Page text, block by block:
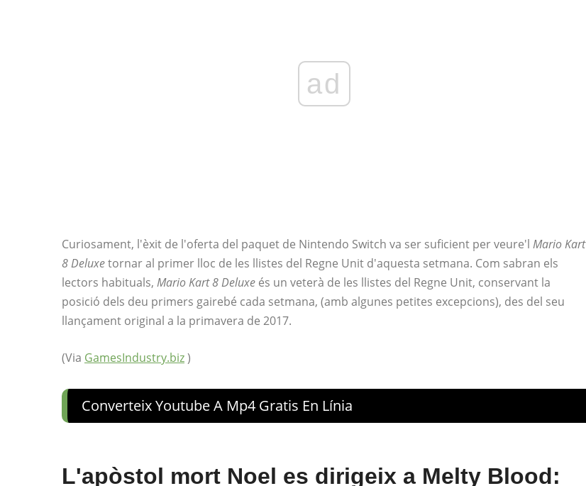
ad
Curiosament, l'èxit de l'oferta del paquet de Nintendo Switch va ser suficient per veure'l Mario Kart
8 Deluxetornar al primer lloc de les llistes del Regne Unit d'aquesta setmana. Com sabran els
lectors habituals, Mario Kart 8 Deluxe és un veterà de les llistes del Regne Unit, conservant la
posició dels deu primers gairebé cada setmana, (amb algunes petites excepcions), des del seu
llançament original a la primavera de 2017.
(Via GamesIndustry.biz)
Converteix Youtube A Mp4 Gratis En Línia
L'apòstol mort Noel es dirigeix ​​a Melty Blood: